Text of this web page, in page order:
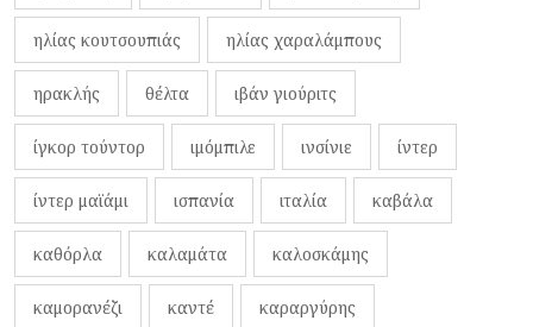
ηλίας κουτσουπιάς ηλίας χαραλάμπους
ηρακλής θέλτα ιβάν γιούριτς
ίγκορ τούντορ ιμόμπιλε ινσίνιε ίντερ
ίντερ μαϊάμι ισπανία ιταλία καβάλα
καθόρλα καλαμάτα καλοσκάμης
καμορανέζι καντέ καραργύρης